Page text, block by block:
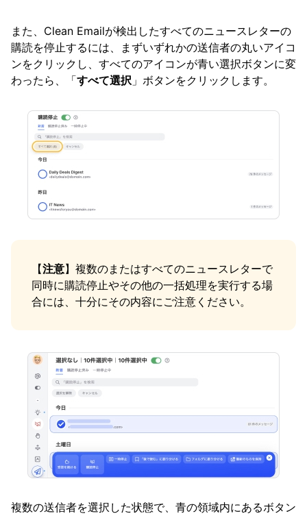
また、Clean Emailが検出したすべてのニュースレターの
購読を停止するには、まずいずれかの送信者の丸いアイコ
ンをクリックし、すべてのアイコンが青い選択ボタンに変
わったら、「すべて選択 」ボタンをクリックします。
【注意】複数のまたはすべてのニュースレターで
同時に購読停止やその他の一括処理を実行する場
合には、十分にその内容にご注意ください。
複数の送信者を選択した状態で、青の領域内にあるボタン